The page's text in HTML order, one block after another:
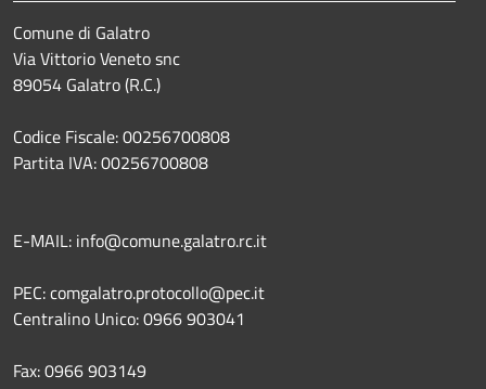
Comune di Galatro
Via Vittorio Veneto snc
89054 Galatro (R.C.)
Codice Fiscale: 00256700808
Partita IVA: 00256700808
E-MAIL: info@comune.galatro.rc.it
PEC: comgalatro.protocollo@pec.it
Centralino Unico: 0966 903041
Fax: 0966 903149